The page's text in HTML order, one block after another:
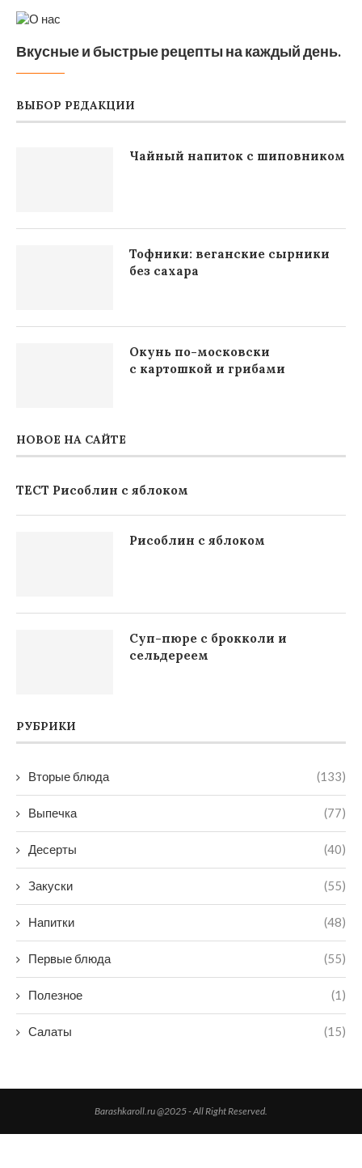
Вкусные и быстрые рецепты на каждый день.
ВЫБОР РЕДАКЦИИ
Чайный напиток с шиповником
Тофники: веганские сырники
без сахара
Окунь по-московски
с картошкой и грибами
НОВОЕ НА САЙТЕ
ТЕСТ Рисоблин с яблоком
Рисоблин с яблоком
Суп-пюре с брокколи и
сельдереем
РУБРИКИ
Вторые блюда (133)
Выпечка (77)
Десерты (40)
Закуски (55)
Напитки (48)
Первые блюда (55)
Полезное (1)
Салаты (15)
Barashkaroll.ru @2025 - All Right Reserved.